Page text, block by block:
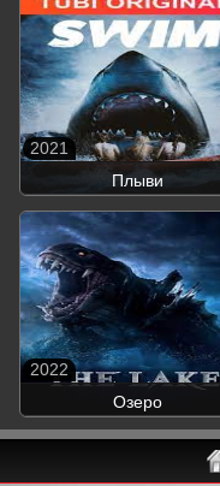
Плыви
2021
Озеро
2022